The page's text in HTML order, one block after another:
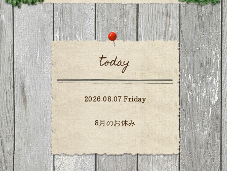
today
2026.08.07 Friday
8月のお休み